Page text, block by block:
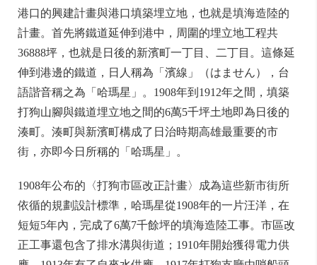
港口的興建計畫與港口填築埋立地，也就是填海造陸的
計畫。首先將鐵道延伸到港中，周圍的埋立地工程共
36888坪，也就是日後的新濱町一丁目、二丁目。這條延
伸到港邊的鐵道，日人稱為「濱線」（はません），台
語諧音稱之為「哈瑪星」。1908年到1912年之間，填築
打狗山腳與鐵道埋立地之間的6萬5千坪土地即為日後的
湊町。湊町與新濱町構成了日治時期高雄最重要的市
街，亦即今日所稱的「哈瑪星」。
1908年公布的〈打狗市區改正計畫〉成為這些新市街所
依循的規劃設計標準，哈瑪星從1908年的一片汪洋，在
短短5年內，完成了6萬7千餘坪的填海造陸工事。市區改
正工事還包含了排水溝與街道；1910年開始獲得電力供